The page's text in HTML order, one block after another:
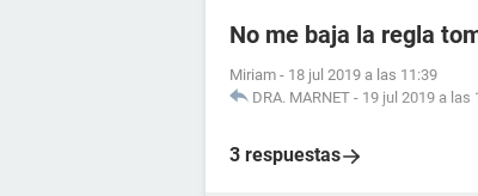
No me baja la regla
Miriam - 18 jul 2019 a las 11:39
DRA. MARNET - 19 jul 2019 a las
3 respuestas